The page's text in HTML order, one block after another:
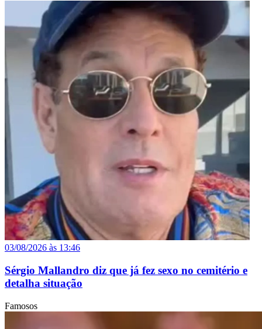
03/08/2026 às 13:46
Sérgio Mallandro diz que já fez sexo no cemitério e
detalha situação
Famosos